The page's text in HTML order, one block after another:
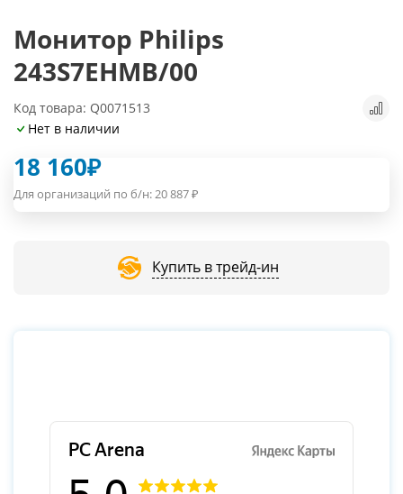
Монитор Philips
243S7EHMB/00
Код товара: Q0071513
Нет в наличии
18 160₽
Для организаций по б/н:20 887₽
Купить в трейд-ин